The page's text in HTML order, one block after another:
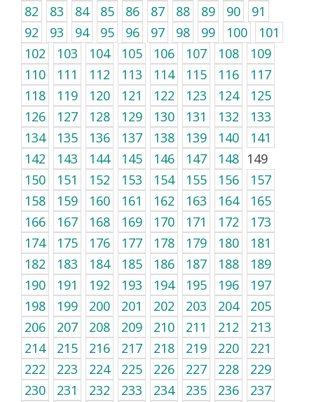
82
83 84 85 86 87 88 89 90
91
92
93 94 95 96 97 98 99 100
101
102
103 104 105 106 107 108
109
110
111 112 113 114 115 116
117
118
119 120 121 122 123 124
125
126
127 128 129 130 131 132
133
134
135 136 137 138 139 140
141
142
143 144 145 146 147 148 149
150
151 152 153 154 155 156
157
158
159 160 161 162 163 164
165
166
167 168 169 170 171 172
173
174
175 176 177 178 179 180
181
182
183 184 185 186 187 188
189
190
191 192 193 194 195 196
197
198
199 200 201 202 203 204
205
206
207 208 209 210 211 212
213
214
215 216 217 218 219 220
221
222
223 224 225 226 227 228
229
230
231 232 233 234 235 236
237